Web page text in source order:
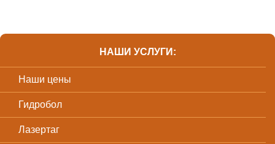
НАШИ УСЛУГИ:
Наши цены
Гидробол
Лазертаг